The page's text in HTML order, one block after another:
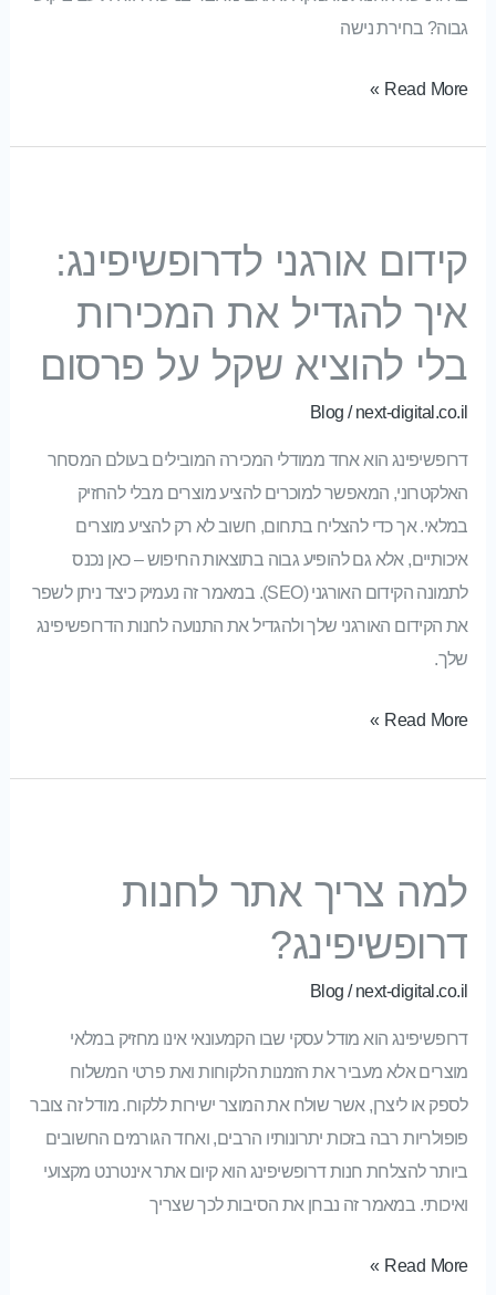
גבוה? בחירת נישה
Read More »
קידום אורגני לדרופשיפינג:
איך להגדיל את המכירות
בלי להוציא שקל על פרסום
Blog /next-digital.co.il
דרופשיפינג הוא אחד ממודלי המכירה המובילים בעולם המסחר
האלקטרוני, המאפשר למוכרים להציע מוצרים מבלי להחזיק
במלאי. אך כדי להצליח בתחום, חשוב לא רק להציע מוצרים
איכותיים, אלא גם להופיע גבוה בתוצאות החיפוש – כאן נכנס
לתמונה הקידום האורגני (SEO). במאמר זה נעמיק כיצד ניתן לשפר
את הקידום האורגני שלך ולהגדיל את התנועה לחנות הדרופשיפינג
שלך.
Read More »
למה צריך אתר לחנות
דרופשיפינג?
Blog /next-digital.co.il
דרופשיפינג הוא מודל עסקי שבו הקמעונאי אינו מחזיק במלאי
מוצרים אלא מעביר את הזמנות הלקוחות ואת פרטי המשלוח
לספק או ליצרן, אשר שולח את המוצר ישירות ללקוח. מודל זה צובר
פופולריות רבה בזכות יתרונותיו הרבים, ואחד הגורמים החשובים
ביותר להצלחת חנות דרופשיפינג הוא קיום אתר אינטרנט מקצועי
ואיכותי. במאמר זה נבחן את הסיבות לכך שצריך
Read More »